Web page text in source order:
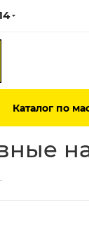
Каталог по